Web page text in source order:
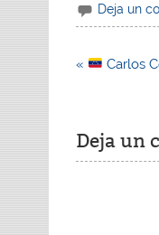
Deja un
Navegación
«
Carlos
Deja un